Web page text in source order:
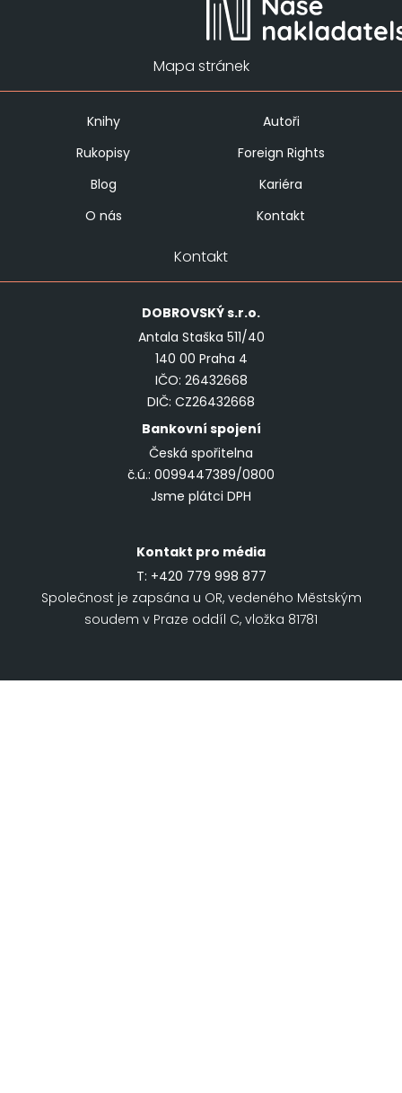
Mapa stránek
Knihy
Autoři
Rukopisy
Foreign Rights
Blog
Kariéra
O nás
Kontakt
Kontakt
DOBROVSKÝs.r.o.
Antala Staška 511/40
140 00 Praha 4
IČO: 26432668
DIČ: CZ26432668
Bankovní spojení
Česká spořitelna
č.ú.: 0099447389/0800
Jsme plátci DPH
Kontakt pro média
T: +420 779 998 877
Společnost je zapsána u OR, vedeného Městským
soudem v Praze oddíl C, vložka 81781